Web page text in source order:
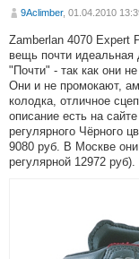
9Aclimber, 01.04.2010
Zamberlan 4070 Expert
вещь почти идеальная
"Почти" - так как они
Они и не промокают,
колодка, отличное
описание есть на сайте
регулярного Чёрного
9080 руб. В Москве
регулярной 12972